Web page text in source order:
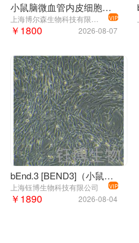
小鼠脑微血管内皮细胞株；bend.3
VIP
2026-08-07
￥1800
bEnd.3 [BEND3]（小鼠脑微血管内皮细胞）YB-72598MC
上海钰博生物科技有限公司 VIP
2026-08-04
￥1890